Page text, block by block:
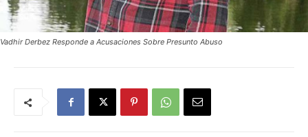
Vadhir Derbez Responde a Acusaciones Sobre Presunto Abuso